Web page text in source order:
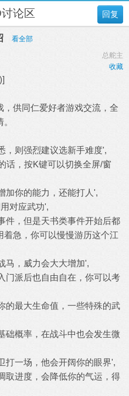
回复
论区
看全部
总舵主
收藏
供同仁爱好者游戏交流，全
，则强烈建议选新手难度',
话，按K键可以切换全屏/窗
加你的能力，还能打人',
对应武功',
件，但是天书类事件开始后都
急，你可以慢慢游历这个江
马，威力会大大增加',
门派后也自由自在，你可以考
的最大生命值，一些特殊的武
础概率，在战斗中也会发生微
打一场，他会开阔你的眼界',
取进度，会降低你的气运，得